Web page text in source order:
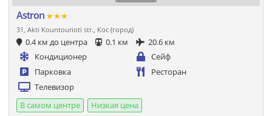
Astron ★★★
31, Akti Kountourioti str., Кос (город)
0.4 км до центра 0.1 км
20.6 км
Кондиционер
Сейф
Парковка
Ресторан
Телевизор
В самом центре
Низкая цена